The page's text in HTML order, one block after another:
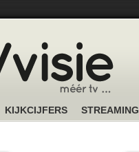
KIJKCIJFERS STREAMING